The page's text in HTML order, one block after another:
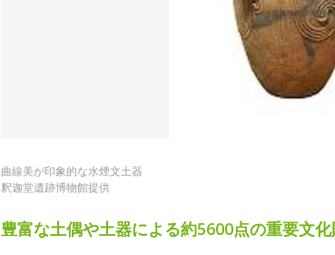
曲線美が印象的な水煙文土器
釈迦堂遺跡博物館提供
豊富な土偶や土器による約5600点の重要文